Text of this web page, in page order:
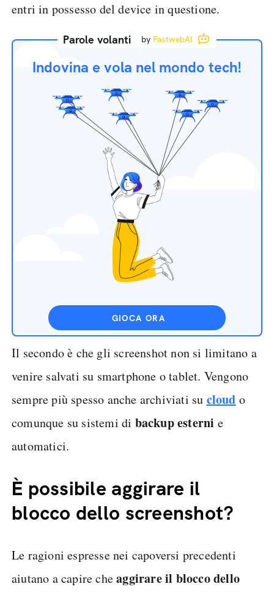
entri in possesso del device in questione.
Parole volanti by FastwebAI
Indovina e vola nel mondo tech!
GIOCA ORA
Il secondo è che gli screenshot non si limitano a
venire salvati su smartphone o tablet. Vengono
sempre più spesso anche archiviati su cloud o
comunque su sistemi di backup esterni e
automatici.
È possibile aggirare il
blocco dello screenshot?
Le ragioni espresse nei capoversi precedenti
aiutano a capire cheaggirare il blocco dello